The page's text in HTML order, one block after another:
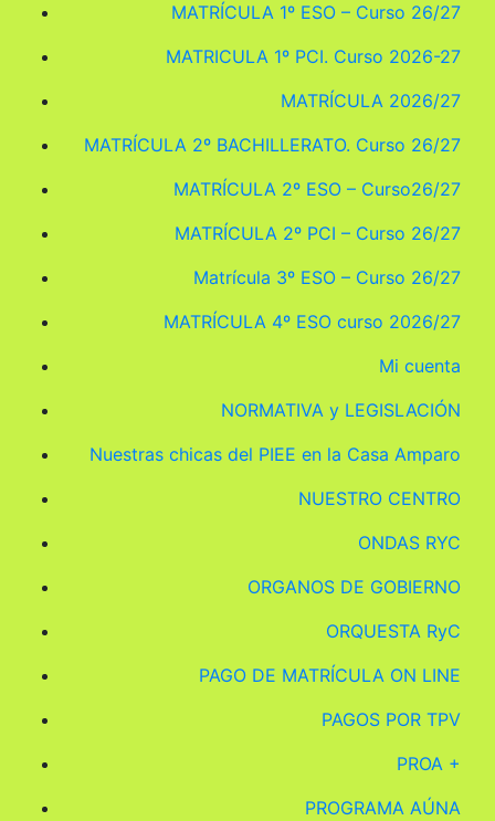
MATRÍCULA 1º ESO – Curso 26/27
MATRICULA 1º PCI. Curso 2026-27
MATRÍCULA 2026/27
MATRÍCULA 2º BACHILLERATO. Curso 26/27
MATRÍCULA 2º ESO – Curso26/27
MATRÍCULA 2º PCI – Curso 26/27
Matrícula 3º ESO – Curso 26/27
MATRÍCULA 4º ESO curso 2026/27
Mi cuenta
NORMATIVA y LEGISLACIÓN
Nuestras chicas del PIEE en la Casa Amparo
NUESTRO CENTRO
ONDAS RYC
ORGANOS DE GOBIERNO
ORQUESTA RyC
PAGO DE MATRÍCULA ON LINE
PAGOS POR TPV
PROA +
PROGRAMA AÚNA